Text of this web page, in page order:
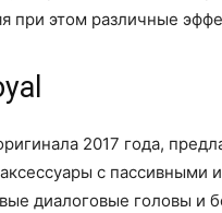
при этом различные
2017 года,
с
диалоговые головы и